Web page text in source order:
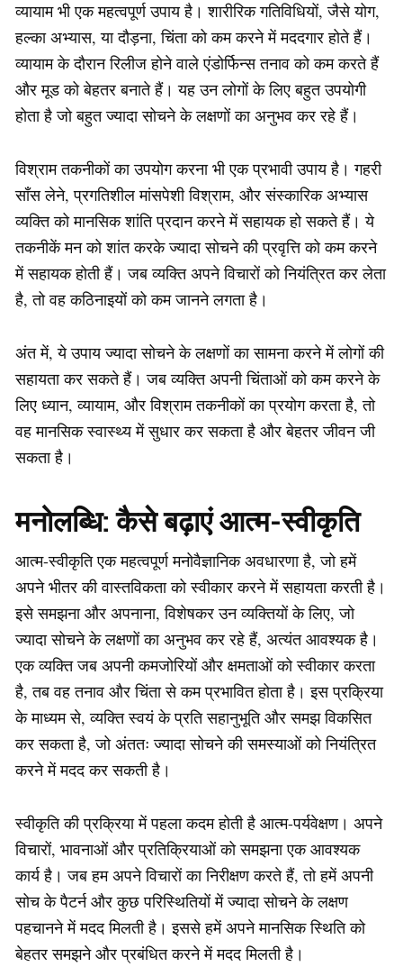
व्यायाम भी एक महत्वपूर्ण उपाय है। शारीरिक गतिविधियों, जैसे योग,
हल्का अभ्यास, या दौड़ना, चिंता को कम करने में मददगार होते हैं।
व्यायाम के दौरान रिलीज होने वाले एंडोर्फिन्स तनाव को कम करते हैं
और मूड को बेहतर बनाते हैं। यह उन लोगों के लिए बहुत उपयोगी
होता है जो बहुत ज्यादा सोचने के लक्षणों का अनुभव कर रहे हैं।
विश्राम तकनीकों का उपयोग करना भी एक प्रभावी उपाय है। गहरी
साँस लेने, प्रगतिशील मांसपेशी विश्राम, और संस्कारिक अभ्यास
व्यक्ति को मानसिक शांति प्रदान करने में सहायक हो सकते हैं। ये
तकनीकें मन को शांत करके ज्यादा सोचने की प्रवृत्ति को कम करने
में सहायक होती हैं। जब व्यक्ति अपने विचारों को नियंत्रित कर लेता
है, तो वह कठिनाइयों को कम जानने लगता है।
अंत में, ये उपाय ज्यादा सोचने के लक्षणों का सामना करने में लोगों की
सहायता कर सकते हैं। जब व्यक्ति अपनी चिंताओं को कम करने के
लिए ध्यान, व्यायाम, और विश्राम तकनीकों का प्रयोग करता है, तो
वह मानसिक स्वास्थ्य में सुधार कर सकता है और बेहतर जीवन जी
सकता है।
मनोलब्धि: कैसे बढ़ाएं आत्म-स्वीकृति
आत्म-स्वीकृति एक महत्वपूर्ण मनोवैज्ञानिक अवधारणा है, जो हमें
अपने भीतर की वास्तविकता को स्वीकार करने में सहायता करती है।
इसे समझना और अपनाना, विशेषकर उन व्यक्तियों के लिए, जो
ज्यादा सोचने के लक्षणों का अनुभव कर रहे हैं, अत्यंत आवश्यक है।
एक व्यक्ति जब अपनी कमजोरियों और क्षमताओं को स्वीकार करता
है, तब वह तनाव और चिंता से कम प्रभावित होता है। इस प्रक्रिया
के माध्यम से, व्यक्ति स्वयं के प्रति सहानुभूति और समझ विकसित
कर सकता है, जो अंततः ज्यादा सोचने की समस्याओं को नियंत्रित
करने में मदद कर सकती है।
स्वीकृति की प्रक्रिया में पहला कदम होती है आत्म-पर्यवेक्षण। अपने
विचारों, भावनाओं और प्रतिक्रियाओं को समझना एक आवश्यक
कार्य है। जब हम अपने विचारों का निरीक्षण करते हैं, तो हमें अपनी
सोच के पैटर्न और कुछ परिस्थितियों में ज्यादा सोचने के लक्षण
पहचानने में मदद मिलती है। इससे हमें अपने मानसिक स्थिति को
बेहतर समझने और प्रबंधित करने में मदद मिलती है।